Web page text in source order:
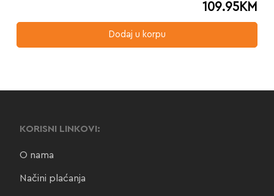
109.95KM
Dodaj u korpu
KORISNI LINKOVI:
O nama
Načini plaćanja